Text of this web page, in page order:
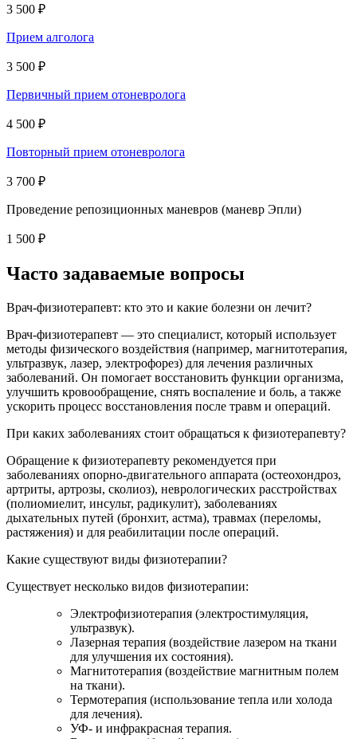
3 500 ₽
Прием алголога
3 500 ₽
Первичный прием отоневролога
4 500 ₽
Повторный прием отоневролога
3 700 ₽
Проведение репозиционных маневров (маневр Эпли)
1 500 ₽
Часто задаваемые вопросы
Врач-физиотерапевт: кто это и какие болезни он лечит?
Врач-физиотерапевт — это специалист, который использует
методы физического воздействия (например, магнитотерапия,
ультразвук, лазер, электрофорез) для лечения различных
заболеваний. Он помогает восстановить функции организма,
улучшить кровообращение, снять воспаление и боль, а также
ускорить процесс восстановления после травм и операций.
При каких заболеваниях стоит обращаться к физиотерапевту?
Обращение к физиотерапевту рекомендуется при
заболеваниях опорно-двигательного аппарата (остеохондроз,
артриты, артрозы, сколиоз), неврологических расстройствах
(полиомиелит, инсульт, радикулит), заболеваниях
дыхательных путей (бронхит, астма), травмах (переломы,
растяжения) и для реабилитации после операций.
Какие существуют виды физиотерапии?
Существует несколько видов физиотерапии:
Электрофизиотерапия (электростимуляция,
ультразвук).
Лазерная терапия (воздействие лазером на ткани
для улучшения их состояния).
Магнитотерапия (воздействие магнитным полем
на ткани).
Термотерапия (использование тепла или холода
для лечения).
УФ- и инфракрасная терапия.